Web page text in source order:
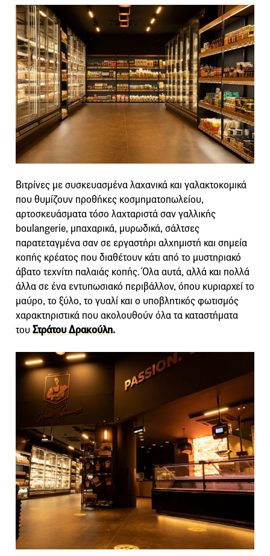
Βιτρίνες με συσκευασμένα λαχανικά και γαλακτοκομικά
που θυμίζουν προθήκες κοσμηματοπωλείου,
αρτοσκευάσματα τόσο λαχταριστά σαν γαλλικής
boulangerie, μπαχαρικά, μυρωδικά, σάλτσες
παρατεταγμένα σαν σε εργαστήρι αλχημιστή και σημεία
κοπής κρέατος που διαθέτουν κάτι από το μυστηριακό
άβατο τεχνίτη παλαιάς κοπής. Όλα αυτά, αλλά και πολλά
άλλα σε ένα εντυπωσιακό περιβάλλον, όπου κυριαρχεί το
μαύρο, το ξύλο, το γυαλί και ο υποβλητικός φωτισμός
χαρακτηριστικά που ακολουθούν όλα τα καταστήματα
του Στράτου Δρακούλη.